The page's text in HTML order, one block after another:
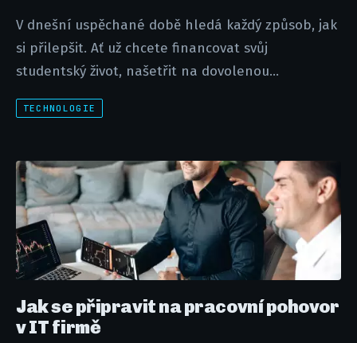
V dnešní uspěchané době hledá každý způsob, jak
si přilepšit. Ať už chcete financovat svůj
studentský život, našetřit na dovolenou...
TECHNOLOGIE
Jak se připravit na pracovní pohovor
v IT firmě